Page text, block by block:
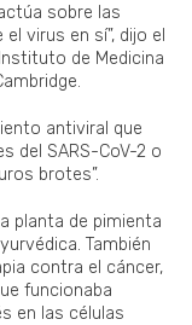
sobre las
virus en sí”, dijo el
de Medicina
antiviral que
del SARS-CoV-2 o
brotes”.
planta de pimienta
También
contra el cáncer,
funcionaba
en las células